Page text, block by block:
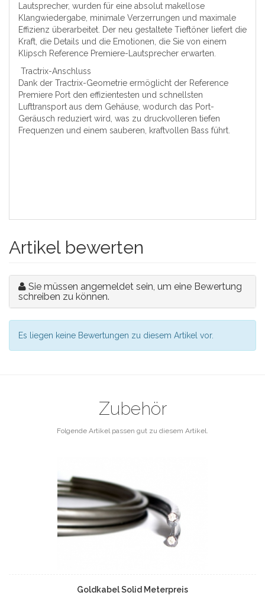
Lautsprecher, wurden für eine absolut makellose
Klangwiedergabe, minimale Verzerrungen und maximale
Effizienz überarbeitet. Der neu gestaltete Tieftöner liefert die
Kraft, die Details und die Emotionen, die Sie von einem
Klipsch Reference Premiere-Lautsprecher erwarten.
Tractrix-Anschluss
Dank der Tractrix-Geometrie ermöglicht der Reference
Premiere Port den effizientesten und schnellsten
Lufttransport aus dem Gehäuse, wodurch das Port-
Geräusch reduziert wird, was zu druckvolleren tiefen
Frequenzen und einem sauberen, kraftvollen Bass führt.
Artikel bewerten
Sie müssen angemeldet sein, um eine Bewertung
schreiben zu können.
Es liegen keine Bewertungen zu diesem Artikel vor.
Zubehör
Folgende Artikel passen gut zu diesem Artikel.
Goldkabel Solid Meterpreis